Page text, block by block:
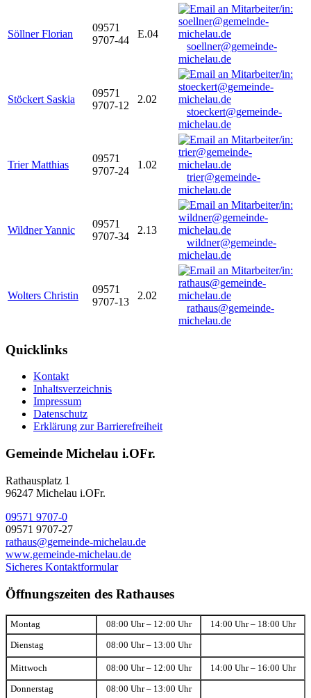
Söllner Florian
09571
9707-44
E.04
soellner@gemeinde-
michelau.de
Stöckert Saskia
09571
9707-12
2.02
stoeckert@gemeinde-
michelau.de
Trier Matthias
09571
9707-24
1.02
trier@gemeinde-
michelau.de
Wildner Yannic
09571
9707-34
2.13
wildner@gemeinde-
michelau.de
Wolters Christin
09571
9707-13
2.02
rathaus@gemeinde-
michelau.de
Quicklinks
Kontakt
Inhaltsverzeichnis
Impressum
Datenschutz
Erklärung zur Barrierefreiheit
Gemeinde Michelau i.OFr.
Rathausplatz 1
96247 Michelau i.OFr.
09571 9707-0
09571 9707-27
rathaus@gemeinde-michelau.de
www.gemeinde-michelau.de
Sicheres Kontaktformular
Öffnungszeiten des Rathauses
Montag 08:00 Uhr – 12:00 Uhr 14:00 Uhr – 18:00 Uhr
Dienstag 08:00 Uhr – 13:00 Uhr
Mittwoch 08:00 Uhr – 12:00 Uhr 14:00 Uhr – 16:00 Uhr
Donnerstag 08:00 Uhr – 13:00 Uhr